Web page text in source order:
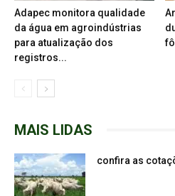
Adapec monitora qualidade
da água em agroindústrias
para atualização dos
registros...
MAIS LIDAS
confira as